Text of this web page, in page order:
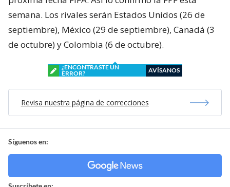
semana. Los rivales serán Estados Unidos (26 de
septiembre), México (29 de septiembre), Canadá (3
de octubre) y Colombia (6 de octubre).
¿ENCONTRASTE UN
ERROR?
AVÍSANOS
Revisa nuestra página de correcciones
Síguenos en: